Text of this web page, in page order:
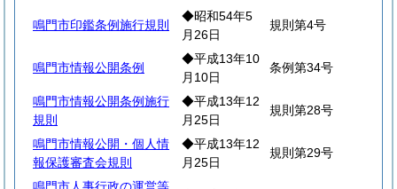
鳴門市印鑑条例施行規則
◆昭和54年5
月26日
規則第4号
鳴門市情報公開条例
◆平成13年10
月10日
条例第34号
鳴門市情報公開条例施行
規則
◆平成13年12
月25日
規則第28号
鳴門市情報公開・個人情
報保護審査会規則
◆平成13年12
月25日
規則第29号